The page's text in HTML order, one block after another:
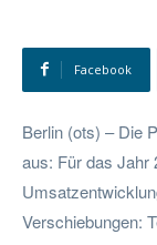
Facebook
Berlin (ots) – Die
aus: Für das Jahr
Verschiebungen: